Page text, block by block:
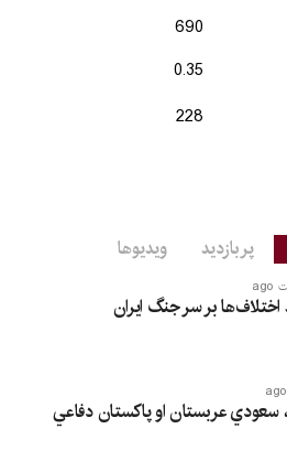
690
0.35
228
پربازدید ویدیوها
بر سر جنگ ایران
سعودي عربستان او پاکستان دفاعي